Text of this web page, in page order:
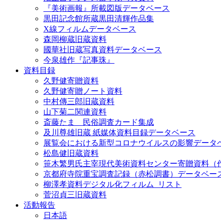
『美術画報』所載図版データベース
黒田記念館所蔵黒田清輝作品集
X線フィルムデータベース
森岡柳蔵旧蔵資料
國華社旧蔵写真資料データベース
今泉雄作『記事珠』
資料目録
久野健寄贈資料
久野健寄贈ノート資料
中村傳三郎旧蔵資料
山下菊二関連資料
斎藤たま 民俗調査カード集成
及川尊雄旧蔵 紙媒体資料目録データベース
展覧会における新型コロナウイルスの影響データ
松島健旧蔵資料
笹木繁男氏主宰現代美術資料センター寄贈資料（
京都府寺院重宝調査記録（赤松調書）データベー
柳澤孝資料デジタル化フィルム_リスト
菅沼貞三旧蔵資料
活動報告
日本語